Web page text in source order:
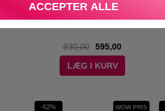
ACCEPTER ALLE
-
Hugo Boss - Bottled Absolu
Parfum - 50 ml
830,00
595,00
LÆG I KURV
-62% WOW PRIS